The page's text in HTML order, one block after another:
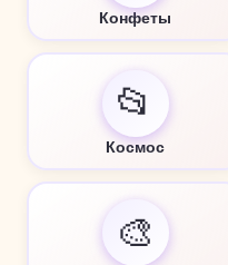
Конфеты
📂
Космос
🎨